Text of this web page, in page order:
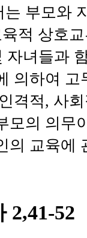
는 부모와
적 상호
자녀들과
의하여 고
인격적, 사
모의 의무
의 교육에
2,41-52